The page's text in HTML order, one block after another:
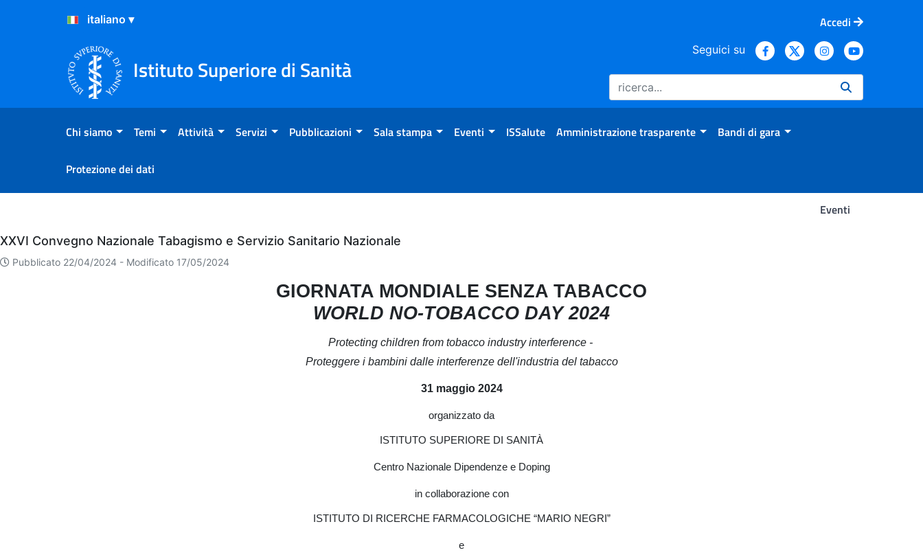
Salta al Contenuto
Salta al Footer
Accedi
Istituto Superiore di Sanità
Seguici su
Chi siamo Temi Attività Servizi Pubblicazioni Sala stampa Eventi ISSalute Amministrazione trasparente Bandi di gara
Protezione dei dati
Eventi
Eventi
XXVI Convegno Nazionale Tabagismo e Servizio Sanitario Nazionale
Pubblicato 22/04/2024 - Modificato 17/05/2024
GIORNATA MONDIALE SENZA TABACCO
WORLD NO-TOBACCO DAY 2024
Protecting children from tobacco industry interference -
Proteggere i bambini dalle interferenze dell'industria del tabacco
31 maggio 2024
organizzato da
ISTITUTO SUPERIORE DI SANITÀ
Centro Nazionale Dipendenze e Doping
in collaborazione con
ISTITUTO DI RICERCHE FARMACOLOGICHE “MARIO NEGRI”
e